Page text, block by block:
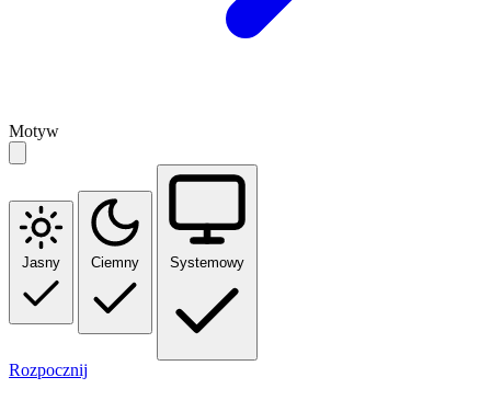
Motyw
Jasny Ciemny Systemowy
Rozpocznij